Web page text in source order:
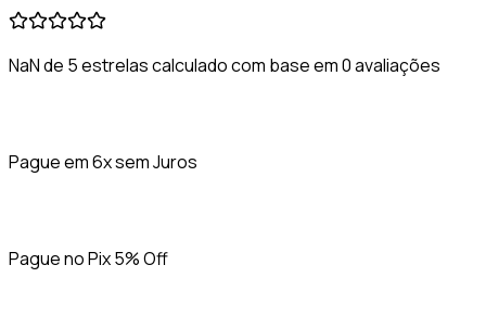
NaN de 5 estrelas calculado com base em 0 avaliações
Pague em 6x sem Juros
Pague no Pix 5% Off